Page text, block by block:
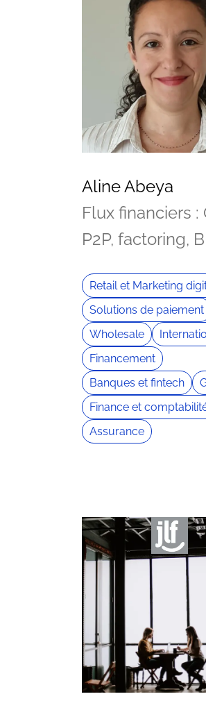
Aline Abeya
Flux financiers :
P2P, factoring,
Retail et Marketing
Solutions de paiement
Wholesale
Financement
Banques et fintech
Finance et
Assurance